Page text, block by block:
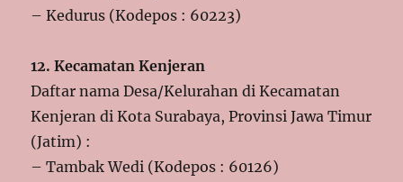
– Kedurus (Kodepos : 60223)
12. Kecamatan Kenjeran
Daftar nama Desa/Kelurahan di Kecamatan
Kenjeran di Kota Surabaya, Provinsi Jawa Timur
(Jatim) :
– Tambak Wedi (Kodepos : 60126)